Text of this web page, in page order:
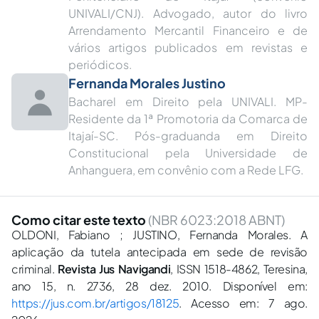
UNIVALI/CNJ). Advogado, autor do livro
Arrendamento Mercantil Financeiro e de
vários artigos publicados em revistas e
periódicos.
Fernanda Morales Justino
Bacharel em Direito pela UNIVALI. MP-
Residente da 1ª Promotoria da Comarca de
Itajaí-SC. Pós-graduanda em Direito
Constitucional pela Universidade de
Anhanguera, em convênio com a Rede LFG.
Como citar este texto (NBR 6023:2018 ABNT)
OLDONI, Fabiano ; JUSTINO, Fernanda Morales. A
aplicação da tutela antecipada em sede de revisão
criminal. Revista Jus Navigandi, ISSN 1518-4862, Teresina,
ano 15, n. 2736, 28 dez. 2010. Disponível em:
https://jus.com.br/artigos/18125. Acesso em: 7 ago.